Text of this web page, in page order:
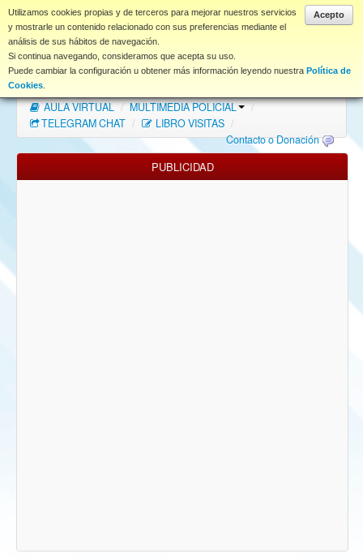
Acepto
Utilizamos cookies propias y de terceros para mejorar nuestros servicios
y mostrarle un contenido relacionado con sus preferencias mediante el
análisis de sus hábitos de navegación.
Si continua navegando, consideramos que acepta su uso.
Puede cambiar la configuración u obtener más información leyendo nuestra Política de
Cookies
www.coet.es
Portal
Índice Foros
FAQ
NORMAS FORO
Descargas
AULA VIRTUAL / MULTIMEDIA POLICIAL
/
TELEGRAM CHAT / LIBRO VISITAS /
Contacto o Donación
PUBLICIDAD